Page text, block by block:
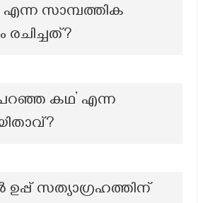
സാമ്പത്തിക
രചിച്ചത്?
കഥ’ എന്ന
ഉപ്പ് സത്യാഗ്രഹത്തിന്